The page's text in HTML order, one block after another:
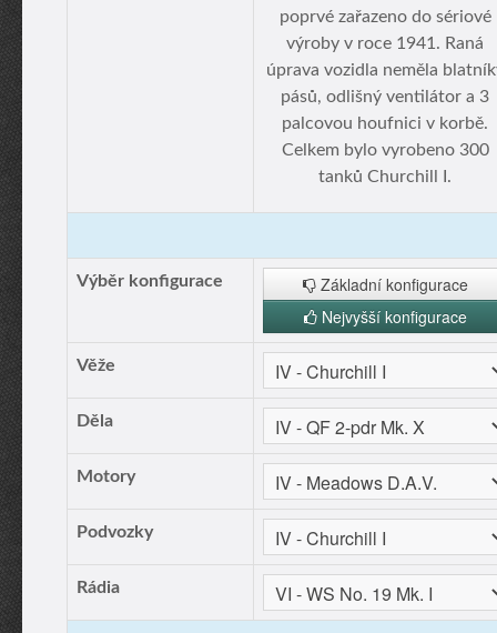
poprvé zařazeno do sériové
výroby v roce 1941. Raná
úprava vozidla neměla
pásů, odlišný ventilátor a 3
palcovou houfnici v korbě.
Celkem bylo vyrobeno 300
tanků Churchill I.
Výběr konfigurace
Základní konfigurace
Nejvyšší konfigurace
Věže
Děla
Motory
Podvozky
Rádia